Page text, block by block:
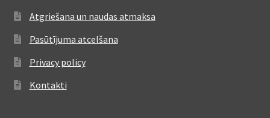
Atgriešana un naudas atmaksa
Pasūtījuma atcelšana
Privacy policy
Kontakti